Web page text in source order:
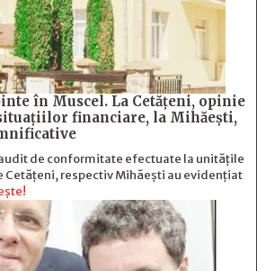
în Muscel. La Cetăţeni, opinie
financiare, la Mihăeşti,
de conformitate efectuate la unitățile
respectiv Mihăești au evidențiat